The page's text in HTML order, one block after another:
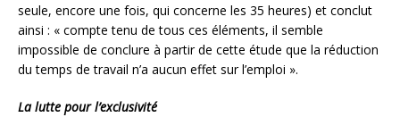
seule, encore une fois, qui concerne les 35 heures) et conclut
ainsi : « compte tenu de tous ces éléments, il semble
impossible de conclure à partir de cette étude que la réduction
du temps de travail n’a aucun effet sur l’emploi ».
La lutte pour l’exclusivité